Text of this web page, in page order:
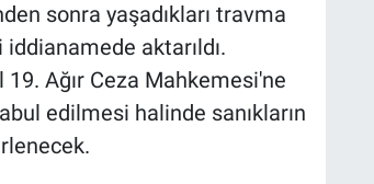
sonra yaşadıkları travma
aktarıldı.
Ağır Ceza Mahkemesi'ne
edilmesi halinde sanıkların